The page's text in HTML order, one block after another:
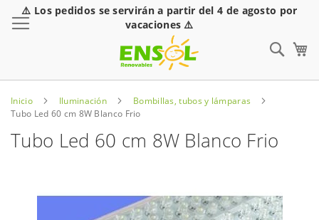
⚠️ Los pedidos se servirán a partir del 4 de agosto por
vacaciones ⚠️
Inicio Iluminación
Bombillas, tubos y lámparas
Tubo Led 60 cm 8W Blanco Frio
Tubo Led 60 cm 8W Blanco Frio